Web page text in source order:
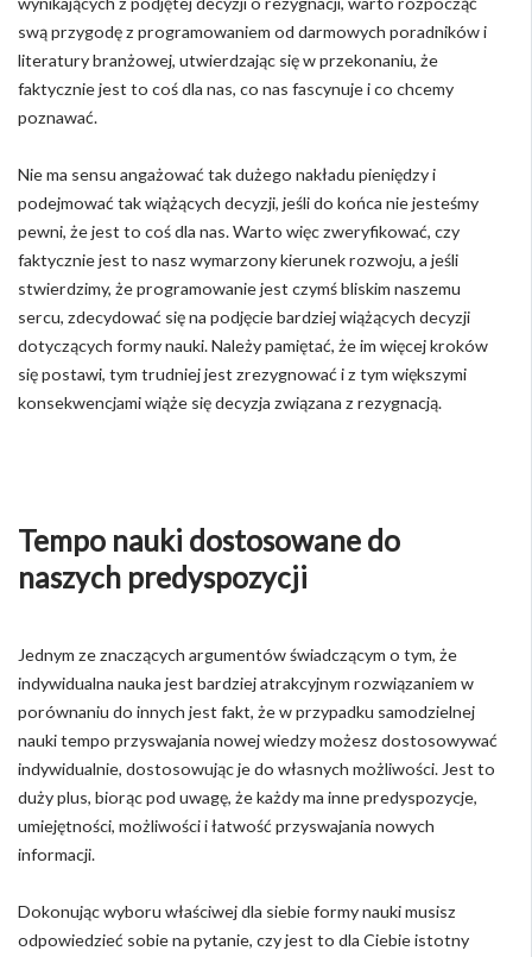
swą przygodę z programowaniem od darmowych poradników i
literatury branżowej, utwierdzając się w przekonaniu, że
faktycznie jest to coś dla nas, co nas fascynuje i co chcemy
poznawać.
Nie ma sensu angażować tak dużego nakładu pieniędzy i
podejmować tak wiążących decyzji, jeśli do końca nie jesteśmy
pewni, że jest to coś dla nas. Warto więc zweryfikować, czy
faktycznie jest to nasz wymarzony kierunek rozwoju, a jeśli
stwierdzimy, że programowanie jest czymś bliskim naszemu
sercu, zdecydować się na podjęcie bardziej wiążących decyzji
dotyczących formy nauki. Należy pamiętać, że im więcej kroków
się postawi, tym trudniej jest zrezygnować i z tym większymi
konsekwencjami wiąże się decyzja związana z rezygnacją.
Tempo nauki dostosowane do
naszych predyspozycji
Jednym ze znaczących argumentów świadczącym o tym, że
indywidualna nauka jest bardziej atrakcyjnym rozwiązaniem w
porównaniu do innych jest fakt, że w przypadku samodzielnej
nauki tempo przyswajania nowej wiedzy możesz dostosowywać
indywidualnie, dostosowując je do własnych możliwości. Jest to
duży plus, biorąc pod uwagę, że każdy ma inne predyspozycje,
umiejętności, możliwości i łatwość przyswajania nowych
informacji.
Dokonując wyboru właściwej dla siebie formy nauki musisz
odpowiedzieć sobie na pytanie, czy jest to dla Ciebie istotny